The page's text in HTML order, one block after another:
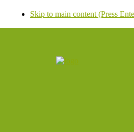
Skip to main content (Press